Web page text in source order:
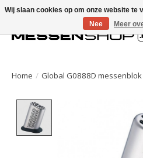
Home / Global G0888D
Wij slaan cookies op om onze website te
Nee
Meer